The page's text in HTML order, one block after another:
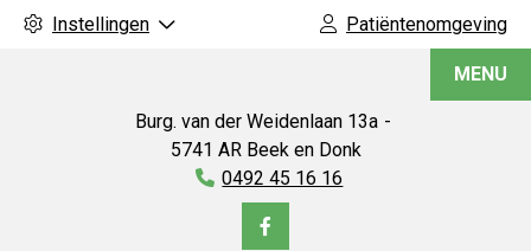
Instellingen Patiëntenomgeving
Burg. van der Weidenlaan 13a
5741 AR Beek en Donk
Tel:
0492 45 16 16
Bezoek
MENU